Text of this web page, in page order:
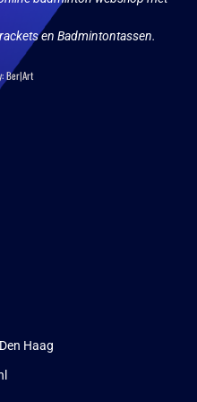
en Badmintontassen.
Ber|Art
Haag